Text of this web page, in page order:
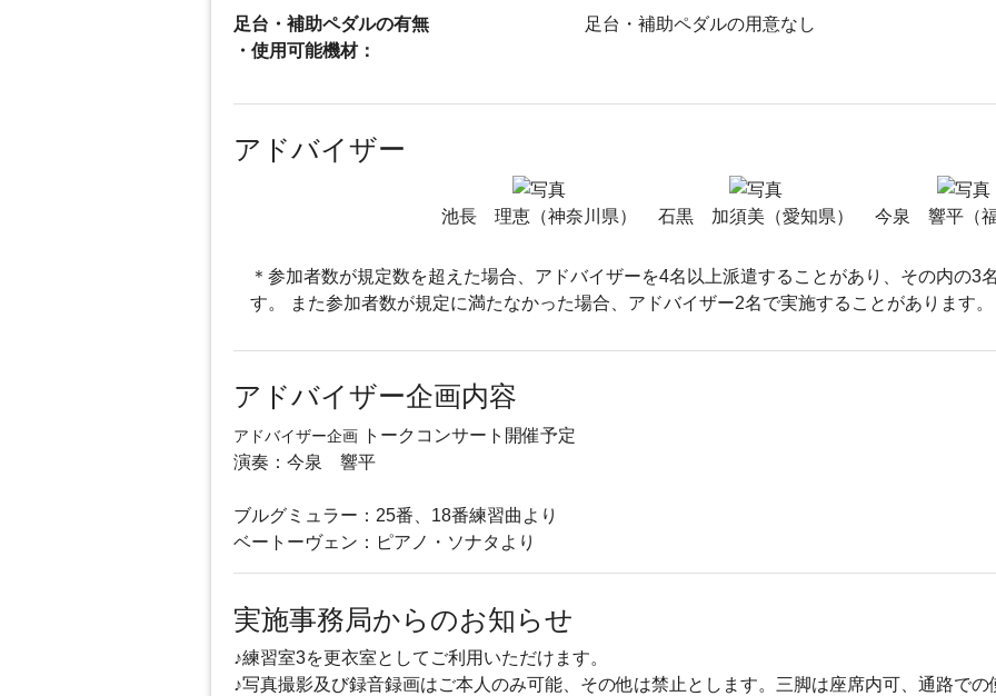
足台・補助ペダルの有無
・使用可能機材：
足台・補助ペダルの用意なし
アドバイザー
池長 理恵（神奈川県） 石黒 加須美（愛知県） 今泉 響平（
＊参加者数が規定数を超えた場合、アドバイザーを4名以上派遣することがあり、その内の3
す。 また参加者数が規定に満たなかった場合、アドバイザー2名で実施することがあります。
アドバイザー企画内容
アドバイザー企画 トークコンサート開催予定
演奏：今泉 響平
ブルグミュラー：25番、18番練習曲より
ベートーヴェン：ピアノ・ソナタより
実施事務局からのお知らせ
♪練習室3を更衣室としてご利用いただけます。
♪写真撮影及び録音録画はご本人のみ可能、その他は禁止とします。三脚は座席内可、通路で